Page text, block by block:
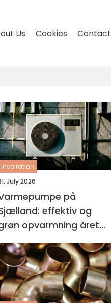
Us Cookies Contact
inspiration
July 2026
på
effektiv og
opvarmning året